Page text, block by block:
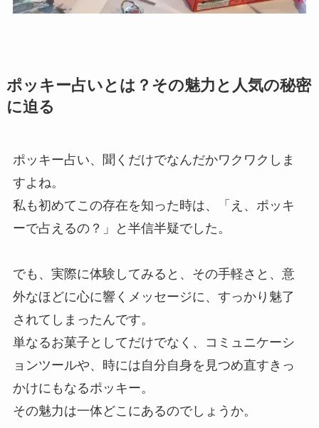
ポッキー占いとは？その魅力と人気の秘密
に迫る
ポッキー占い、聞くだけでなんだかワクワクしま
すよね。
私も初めてこの存在を知った時は、「え、ポッキ
ーで占えるの？」と半信半疑でした。
でも、実際に体験してみると、その手軽さと、意
外なほどに心に響くメッセージに、すっかり魅了
されてしまったんです。
単なるお菓子としてだけでなく、コミュニケーシ
ョンツールや、時には自分自身を見つめ直すきっ
かけにもなるポッキー。
その魅力は一体どこにあるのでしょうか。